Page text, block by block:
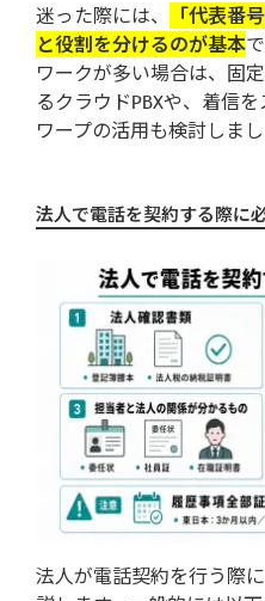
迷った際には、
「代表番
と役割を分けるのが基本
ワークが多い場合は、固
るクラウドPBXや、着信
ワープの活用も検討しまし
法人で電話を契約する際に
法人が電話契約を行う際